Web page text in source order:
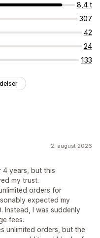
8,4 t
307
42
24
133
2. august 2026
4 years, but this
my trust.
orders for
expected my
Instead, I was suddenly
fees.
unlimited orders, but the